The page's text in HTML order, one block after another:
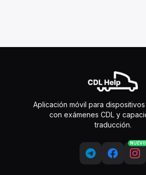
Aplicación móvil para
con exámenes CDL y
traducción.
NUEVO